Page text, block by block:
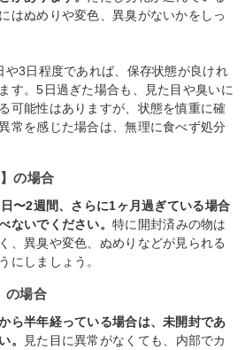
はぬめりや変色、異臭がないかをしっ
や3日程度であれば、保存状態が良けれ
す。5日過ぎた場合も、見た目や臭いに
可能性はありますが、状態を慎重に確
常を感じた場合は、無理に食べず処分
の場合
〜2週間、さらに1ヶ月過ぎている場合
ないでください。 特に開封済みの物は
、異臭や変色、ぬめりなどが見られる
にしましょう。
の場合
ら半年経っている場合は、未開封であ
。
見た目に異常がなくても、内部でカ